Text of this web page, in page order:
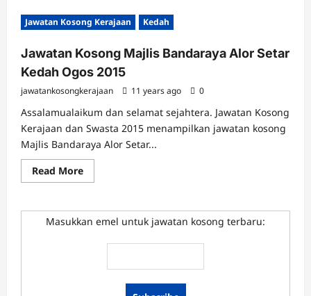
Jawatan
Kosong
Universiti
Malaysia
Februari
2016
Jawatan Kosong Kerajaan Kedah
Jawatan Kosong Majlis Bandaraya Alor Setar
Kedah Ogos 2015
jawatankosongkerajaan 11 years ago 0
Assalamualaikum dan selamat sejahtera. Jawatan Kosong
Kerajaan dan Swasta 2015 menampilkan jawatan kosong
Majlis Bandaraya Alor Setar...
Read MoreRead
more
Kosong
Majlis
Bandaraya
Setar
Ogos
Masukkan emel untuk jawatan kosong terbaru: